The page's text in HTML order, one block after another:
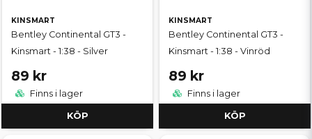
KINSMART
Bentley Continental GT3 -
Kinsmart - 1:38 - Silver
89 kr
Finns i lager
KÖP
KINSMART
Bentley Continental GT3 -
Kinsmart - 1:38 - Vinröd
89 kr
Finns i lager
KÖP